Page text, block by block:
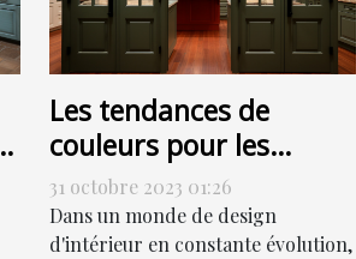
Les tendances de
couleurs pour les
portes de couloir en
2022
31 octobre 2023 01:26
Dans un monde de design
d'intérieur en constante évolution,